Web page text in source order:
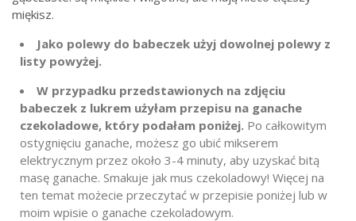
miękisz.
Jako polewy do babeczek użyj dowolnej polewy z
listy powyżej.
W przypadku przedstawionych na zdjęciu
babeczek z lukrem użyłam przepisu na ganache
czekoladowe, który podałam poniżej. Po całkowitym
ostygnięciu ganache, możesz go ubić mikserem
elektrycznym przez około 3-4 minuty, aby uzyskać bitą
masę ganache. Smakuje jak mus czekoladowy! Więcej na
ten temat możecie przeczytać w przepisie poniżej lub w
moim wpisie o ganache czekoladowym.